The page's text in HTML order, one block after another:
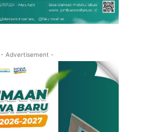
- Advertisement -